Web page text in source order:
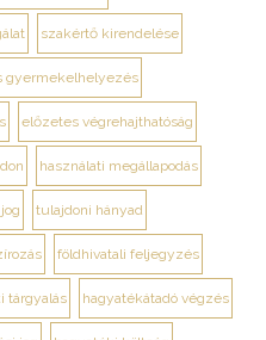
szakértő kirendelése
gyermekelhelyezés
előzetes végrehajthatóság
használati megállapodás
tulajdoni hányad
földhivatali feljegyzés
tárgyalás hagyatékátadó végzés